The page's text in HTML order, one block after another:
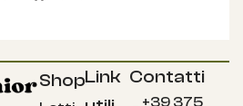
ShopLink Contatti
+39 375